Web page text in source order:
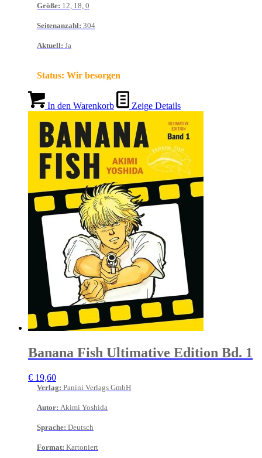
Größe: 12, 18, 0
Seitenanzahl: 304
Aktuell: Ja
Status: Wir besorgen
In den Warenkorb Zeige Details
Banana Fish Ultimative Edition Bd. 1
€ 19,60
Verlag: Panini Verlags GmbH
Autor: Akimi Yoshida
Sprache: Deutsch
Format: Kartoniert